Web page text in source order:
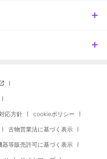
応方針 cookieポリシー
古物営業法に基づく表示
器等販売許可に基づく表示